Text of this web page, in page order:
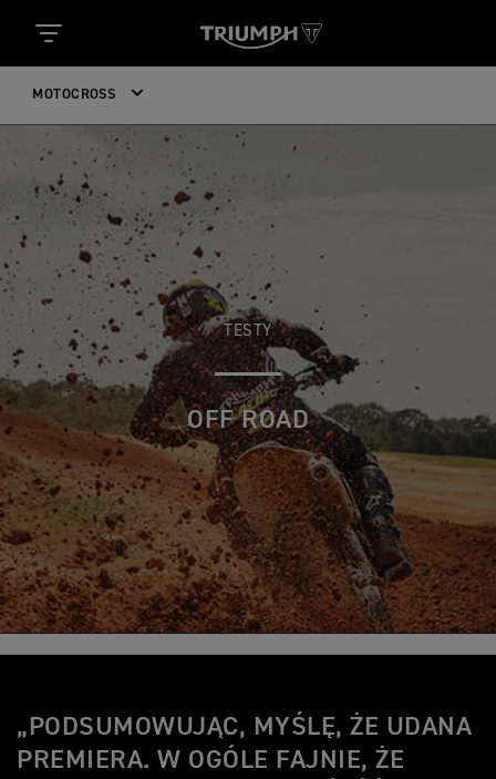
MOTOCROSS
TESTY
OFF ROAD
„PODSUMOWUJĄC, MYŚLĘ, ŻE UDANA
PREMIERA. W OGÓLE FAJNIE, ŻE